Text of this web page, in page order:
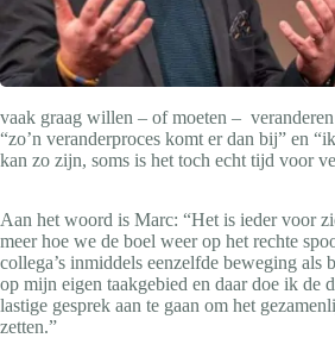
vaak graag willen – of moeten –
“zo’n veranderproces komt er dan bij” en
kan zo zijn, soms is het toch echt tijd voor
Aan het woord is Marc: “Het is ieder voor
meer hoe we de boel weer op het rechte
collega’s inmiddels eenzelfde beweging
op mijn eigen taakgebied en daar doe ik de
lastige gesprek aan te gaan om het
zetten.”